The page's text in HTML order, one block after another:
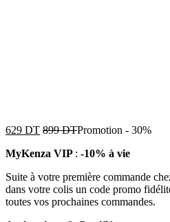
629 DT 899DTPromotion - 30%
MyKenza VIP : -10% à vie
Suite à votre première commande
dans votre colis un code promo
toutes vos prochaines commandes.